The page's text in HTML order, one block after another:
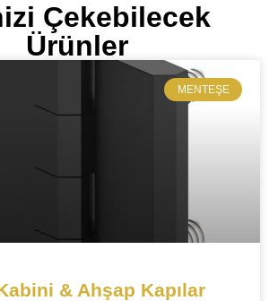
Çekebilecek
Ürünler
MENTEŞE​
& Ahşap Kapılar